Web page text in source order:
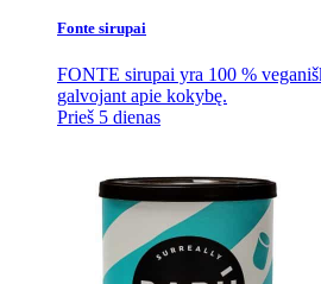
Fonte sirupai
FONTE sirupai yra 100 %
galvojant apie kokybę.
Prieš 5 dienas